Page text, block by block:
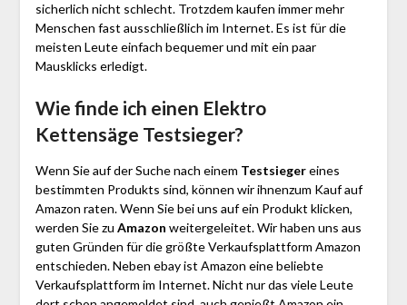
sicherlich nicht schlecht. Trotzdem kaufen immer mehr
Menschen fast ausschließlich im Internet. Es ist für die
meisten Leute einfach bequemer und mit ein paar
Mausklicks erledigt.
Wie finde ich einen Elektro
Kettensäge Testsieger?
Wenn Sie auf der Suche nach einem Testsiegereines
bestimmten Produkts sind, können wir ihnenzum Kauf auf
Amazon raten. Wenn Sie bei uns auf ein Produkt klicken,
werden Sie zu Amazon weitergeleitet. Wir haben uns aus
guten Gründen für die größte Verkaufsplattform Amazon
entschieden. Neben ebay ist Amazon eine beliebte
Verkaufsplattform im Internet. Nicht nur das viele Leute